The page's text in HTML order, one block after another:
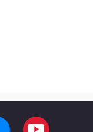
BLUESKY YOUTUBE